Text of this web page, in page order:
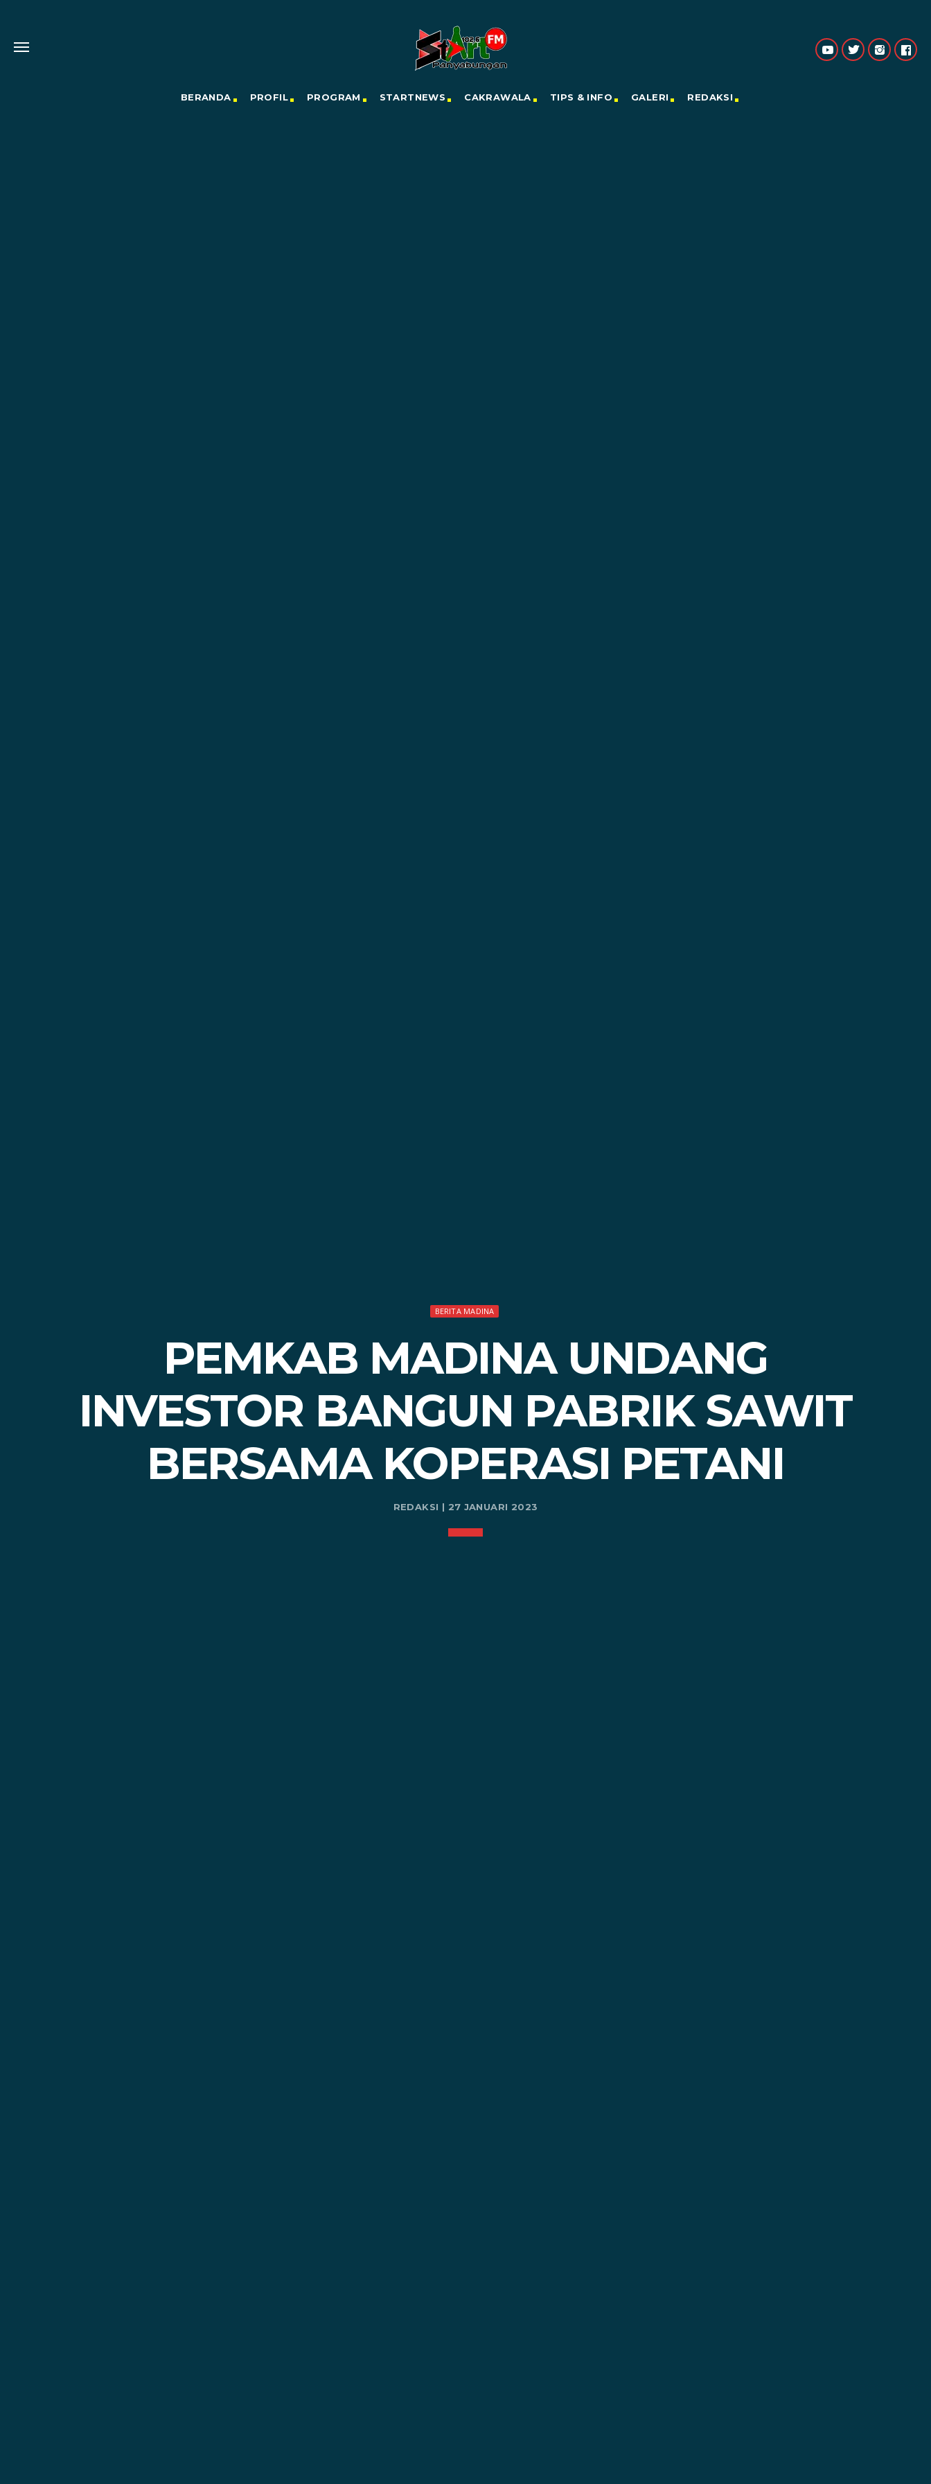
BERANDA PROFIL PROGRAM STARTNEWS CAKRAWALA TIPS & INFO GALERI REDAKSI
BERITA MADINA
PEMKAB MADINA UNDANG
INVESTOR BANGUN PABRIK SAWIT
BERSAMA KOPERASI PETANI
REDAKSI | 27 JANUARI 2023